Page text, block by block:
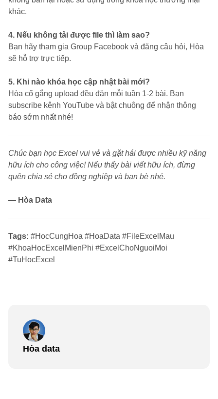
khác.
4. Nếu không tải được file thì làm sao?
Bạn hãy tham gia Group Facebook và đăng câu hỏi, Hòa
sẽ hỗ trợ trực tiếp.
5. Khi nào khóa học cập nhật bài mới?
Hòa cố gắng upload đều đặn mỗi tuần 1-2 bài. Bạn
subscribe kênh YouTube và bật chuông để nhận thông
báo sớm nhất nhé!
Chúc bạn học Excel vui vẻ và gặt hái được nhiều kỹ năng
hữu ích cho công việc! Nếu thấy bài viết hữu ích, đừng
quên chia sẻ cho đồng nghiệp và bạn bè nhé.
— Hòa Data
Tags: #HocCungHoa #HoaData #FileExcelMau
#KhoaHocExcelMienPhi #ExcelChoNguoiMoi
#TuHocExcel
Hòa data